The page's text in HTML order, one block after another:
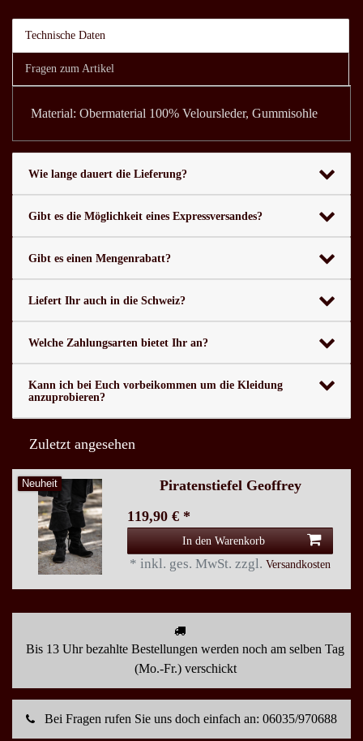
Technische Daten
Fragen zum Artikel
Material: Obermaterial 100% Veloursleder, Gummisohle
Wie lange dauert die Lieferung?
Gibt es die Möglichkeit eines Expressversandes?
Gibt es einen Mengenrabatt?
Liefert Ihr auch in die Schweiz?
Welche Zahlungsarten bietet Ihr an?
Kann ich bei Euch vorbeikommen um die Kleidung
anzuprobieren?
Zuletzt angesehen
Neuheit
Piratenstiefel Geoffrey
119,90 € *
In den Warenkorb
* inkl. ges. MwSt. zzgl. Versandkosten
Bis 13 Uhr bezahlte Bestellungen werden noch am selben Tag
(Mo.-Fr.) verschickt
Bei Fragen rufen Sie uns doch einfach an: 06035/970688